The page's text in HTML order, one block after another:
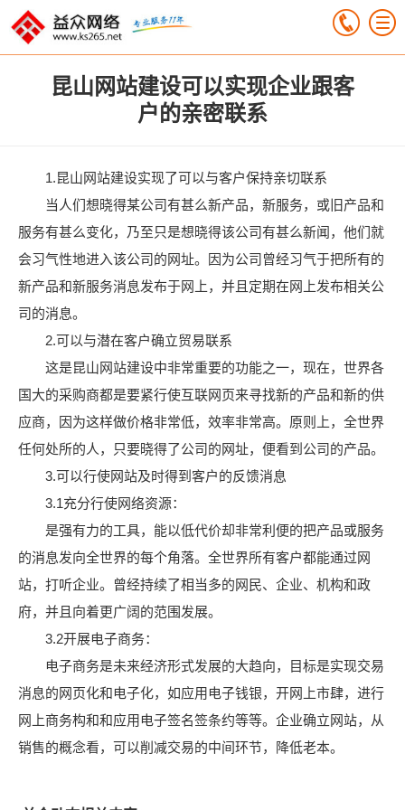
昆山网站建设可以实现企业跟客
户的亲密联系
1.昆山网站建设实现了可以与客户保持亲切联系
当人们想晓得某公司有甚么新产品，新服务，或旧产品和
服务有甚么变化，乃至只是想晓得该公司有甚么新闻，他们就
会习气性地进入该公司的网址。因为公司曾经习气于把所有的
新产品和新服务消息发布于网上，并且定期在网上发布相关公
司的消息。
2.可以与潜在客户确立贸易联系
这是昆山网站建设中非常重要的功能之一，现在，世界各
国大的采购商都是要紧行使互联网页来寻找新的产品和新的供
应商，因为这样做价格非常低，效率非常高。原则上，全世界
任何处所的人，只要晓得了公司的网址，便看到公司的产品。
3.可以行使网站及时得到客户的反馈消息
3.1充分行使网络资源：
是强有力的工具，能以低代价却非常利便的把产品或服务
的消息发向全世界的每个角落。全世界所有客户都能通过网
站，打听企业。曾经持续了相当多的网民、企业、机构和政
府，并且向着更广阔的范围发展。
3.2开展电子商务：
电子商务是未来经济形式发展的大趋向，目标是实现交易
消息的网页化和电子化，如应用电子钱银，开网上市肆，进行
网上商务构和和应用电子签名签条约等等。企业确立网站，从
销售的概念看，可以削减交易的中间环节，降低老本。